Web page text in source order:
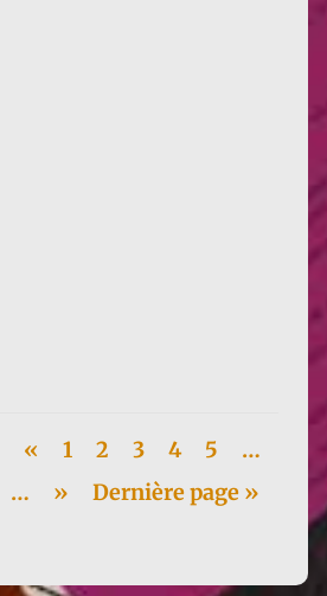
« 1 2 3 4 5
…
… » Dernière page »